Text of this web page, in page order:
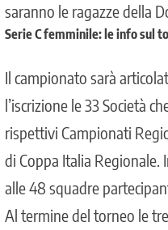
saranno le ragazze della
Serie C femminile: le info sul
Il campionato sarà
l’iscrizione le 33 Società
rispettivi Campionati
di Coppa Italia Regionale.
alle 48 squadre
Al termine del torneo le